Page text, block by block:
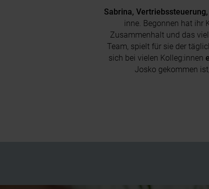
Sabrina, Vertriebssteuerung,
inne. Begonnen hat ihr
Zusammenhalt und das
Team, spielt für sie der
sich bei vielen Kolleg:innen
Josko gekommen